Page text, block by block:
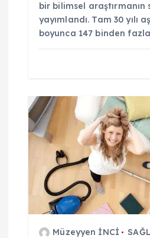
bir bilimsel araştırmanın
yayımlandı. Tam 30 yılı
boyunca 147 binden
Müzeyyen İNCİ